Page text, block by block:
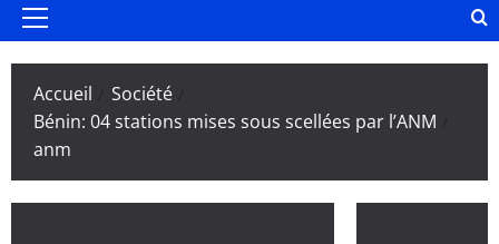
Menu
Accueil
Société
Bénin: 04 stations mises sous scellées par l’ANM
anm